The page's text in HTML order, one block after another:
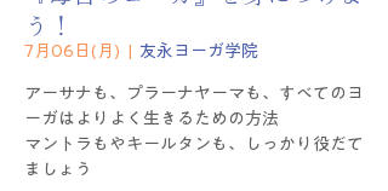
う！
7月06日(月) 友永ヨーガ学院
アーサナも、プラーナヤーマも、すべてのヨ
ーガはよりよく生きるための方法
マントラもやキールタンも、しっかり役だて
ましょう